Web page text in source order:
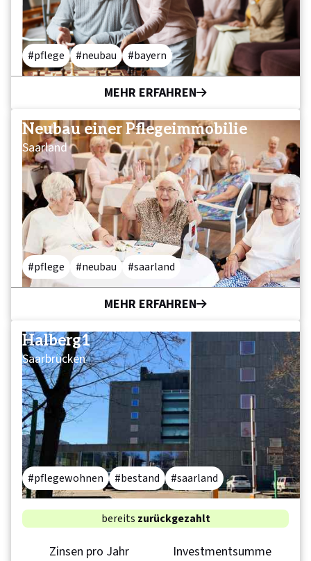
pflege neubau bayern
MEHR ERFAHREN
Neubau einer Pflege­immobilie
Saarland
pflege neubau saarland
MEHR ERFAHREN
Halberg1
Saarbrücken
pflegewohnen bestand saarland
bereits zurückgezahlt
Zinsen pro Jahr
Investmentsumme